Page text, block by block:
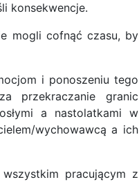
konsekwencje.
mogli cofnąć czasu, by
i ponoszeniu tego
przekraczanie granic
a nastolatkami w
wychowawcą a ich
pracującym z